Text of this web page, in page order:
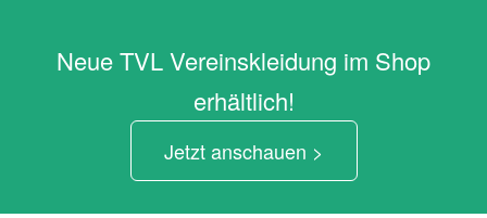
Neue TVL Vereinskleidung im Shop
erhältlich!
Jetzt anschauen >